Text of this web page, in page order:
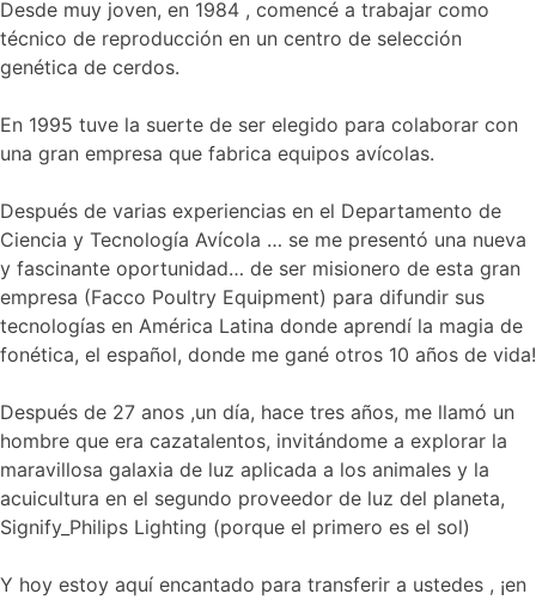
Desde muy joven, en 1984 , comencé a trabajar como
técnico de reproducción en un centro de selección
genética de cerdos.​
En 1995 tuve la suerte de ser elegido para colaborar con
una gran empresa que fabrica equipos avícolas.​
Después de varias experiencias en el Departamento de
Ciencia y Tecnología Avícola … se me presentó una nueva
y fascinante oportunidad… de ser misionero de esta gran
empresa (Facco Poultry Equipment) para difundir sus
tecnologías en América Latina donde aprendí la magia de
fonética, el español, donde me gané otros 10 años de vida!​
Después de 27 anos ,un día, hace tres años, me llamó un
hombre que era cazatalentos, invitándome a explorar la
maravillosa galaxia de luz aplicada a los animales y la
acuicultura en el segundo proveedor de luz del planeta,
Signify_Philips Lighting (porque el primero es el sol)​
Y hoy estoy aquí encantado para transferir a ustedes , ¡en